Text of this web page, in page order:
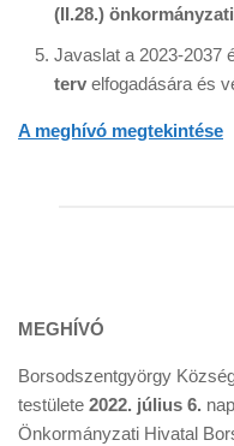
(II.28.)
Javaslat a 2023-2037
terv elfogadására és
A meghívó megtekintése
MEGHÍVÓ
Borsodszentgyörgy
testülete 2022. július 6.
Önkormányzati Hivatal